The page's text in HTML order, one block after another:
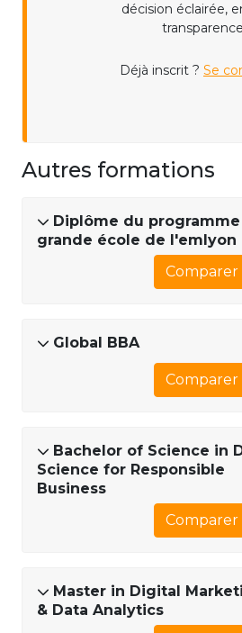
décision éclairée,
Déjà inscrit ? Se
Autres formations
Diplôme du programme
grande école de l'emlyon
Comparer
Global BBA
Comparer
Bachelor of Science in
Science for Responsible
Business
Comparer
Master in Digital
& Data Analytics